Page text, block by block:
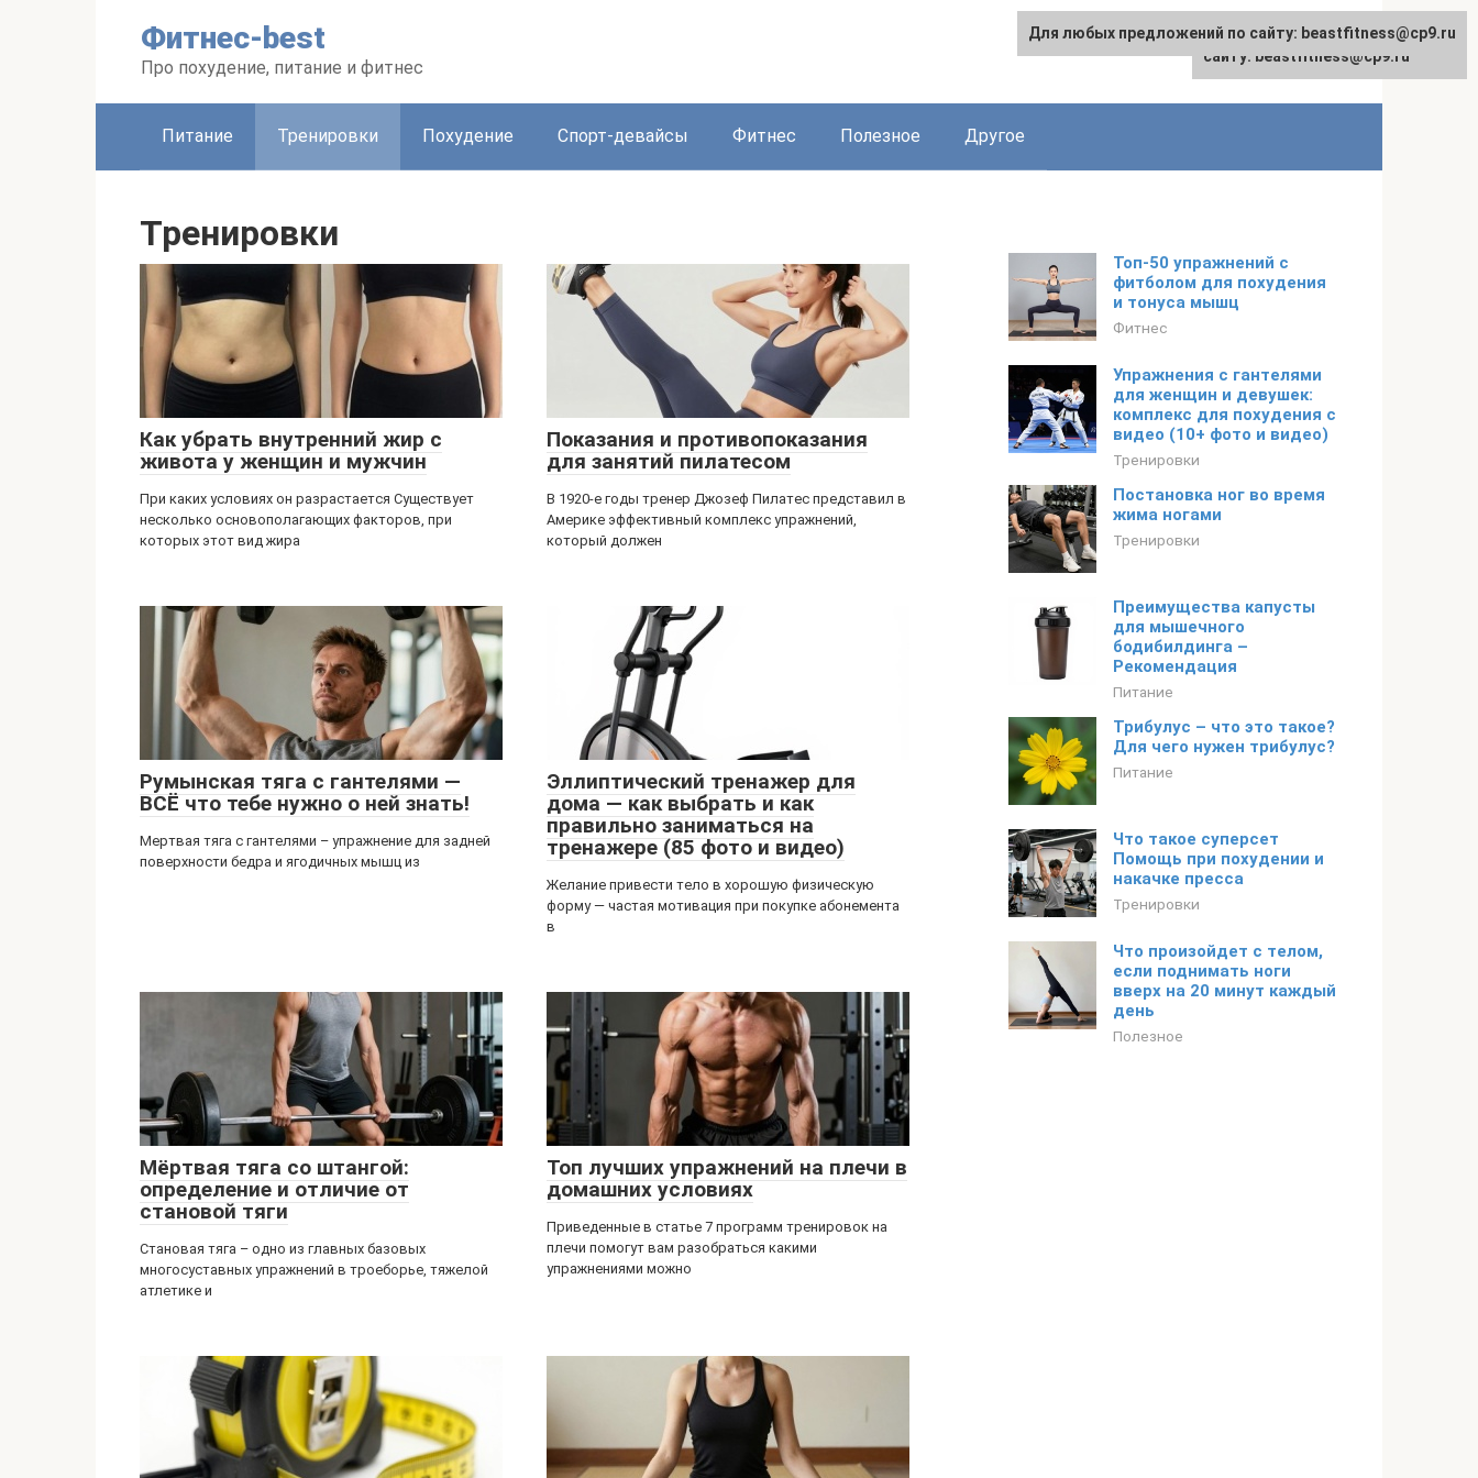
Фитнес-best
Про похудение, питание и фитнес
Питание Тренировки Похудение Спорт-девайсы Фитнес Полезное Другое
Тренировки
Как убрать внутренний жир с
живота у женщин и мужчин
При каких условиях он разрастается Существует
несколько основополагающих факторов, при
которых этот вид жира
Показания и противопоказания
для занятий пилатесом
В 1920-е годы тренер Джозеф Пилатес представил в
Америке эффективный комплекс упражнений,
который должен
Румынская тяга с гантелями —
ВСЁ что тебе нужно о ней знать!
Мертвая тяга с гантелями – упражнение для задней
поверхности бедра и ягодичных мышц из
Эллиптический тренажер для
дома — как выбрать и как
правильно заниматься на
тренажере (85 фото и видео)
Желание привести тело в хорошую физическую
форму — частая мотивация при покупке абонемента
в
Мёртвая тяга со штангой:
определение и отличие от
становой тяги
Становая тяга – одно из главных базовых
многосуставных упражнений в троеборье, тяжелой
атлетике и
Топ лучших упражнений на плечи в
домашних условиях
Приведенные в статье 7 программ тренировок на
плечи помогут вам разобраться какими
упражнениями можно
Топ-50 упражнений с
фитболом для похудения
и тонуса мышц
Фитнес
Упражнения с гантелями
для женщин и девушек:
комплекс для похудения с
видео (10+ фото и видео)
Тренировки
Постановка ног во время
жима ногами
Тренировки
Преимущества капусты
для мышечного
бодибилдинга –
Рекомендация
Питание
Трибулус – что это такое?
Для чего нужен трибулус?
Питание
Что такое суперсет
Помощь при похудении и
накачке пресса
Тренировки
Что произойдет с телом,
если поднимать ноги
вверх на 20 минут каждый
день
Полезное
Для любых предложений по
сайту: beastfitness@cp9.ru
Для любых предложений по сайту: beastfitness@cp9.ru